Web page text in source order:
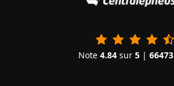
Note 4.84 sur 5 | 66473